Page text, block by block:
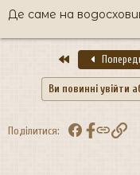
Де саме на
Перший
Ви повинні увійти
Поділитися: Facebook